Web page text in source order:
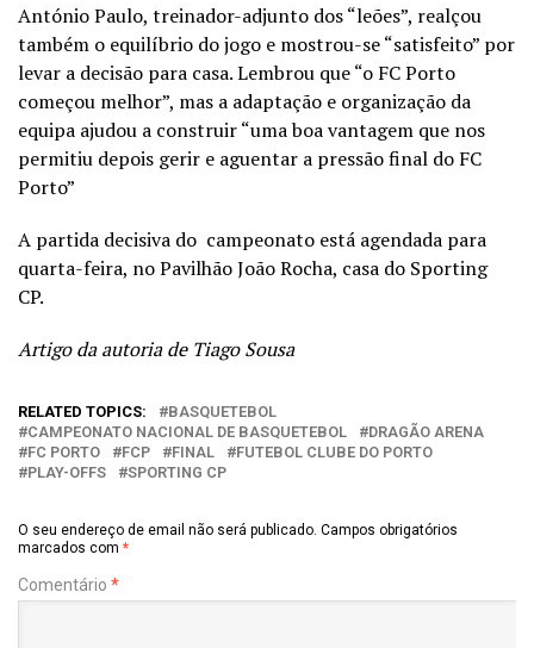
António Paulo, treinador-adjunto dos “leões”, realçou
também o equilíbrio do jogo e mostrou-se “satisfeito” por
levar a decisão para casa. Lembrou que “o FC Porto
começou melhor”, mas a adaptação e organização da
equipa ajudou a construir “uma boa vantagem que nos
permitiu depois gerir e aguentar a pressão final do FC
Porto”
A partida decisiva do campeonato está agendada para
quarta-feira, no Pavilhão João Rocha, casa do Sporting
CP.
Artigo da autoria de Tiago Sousa
RELATED TOPICS:
BASQUETEBOL
CAMPEONATO NACIONAL DE BASQUETEBOL
DRAGÃO ARENA
FC PORTO
FCP FINAL
FUTEBOL CLUBE DO PORTO
PLAY-OFFS
SPORTING CP
O seu endereço de email não será publicado. Campos obrigatórios
marcados com *
Comentário *